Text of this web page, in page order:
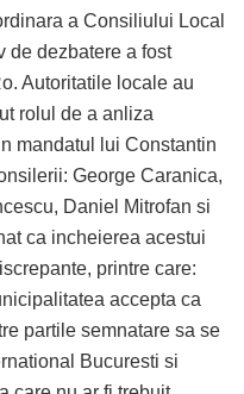
a Consiliului Local
de dezbatere a fost
Autoritatile locale au
rolul de a anliza
mandatul lui Constantin
George Caranica,
Daniel Mitrofan si
ca incheierea acestui
printre care:
accepta ca
partile semnatare sa se
Bucuresti si